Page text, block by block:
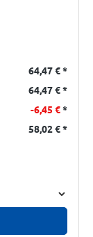
64,47 €*
64,47 €*
-6,45 €*
58,02 €*